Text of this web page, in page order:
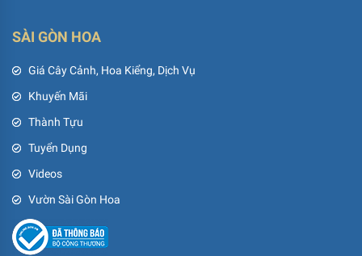
SÀI GÒN HOA
Giá Cây Cảnh, Hoa Kiểng, Dịch Vụ
Khuyến Mãi
Thành Tựu
Tuyển Dụng
Videos
Vườn Sài Gòn Hoa